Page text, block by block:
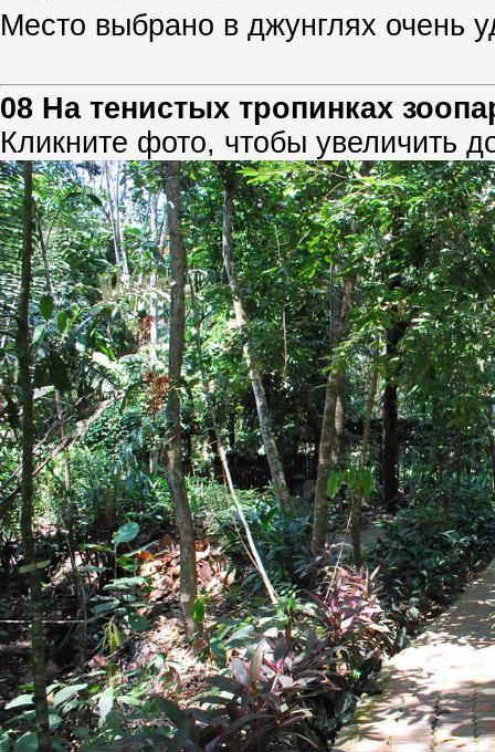
Место выбрано в джунглях очень
08 На тенистых тропинках
Кликните фото, чтобы увеличить